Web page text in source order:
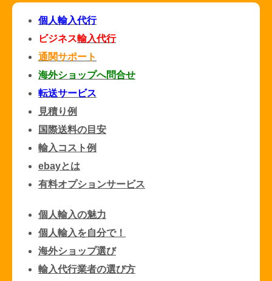
個人輸入代行
ビジネス輸入代行
通関サポート
海外ショップへ問合せ
転送サービス
見積り例
国際送料の目安
輸入コスト例
ebayとは
有料オプションサービス
個人輸入の魅力
個人輸入を自分で！
海外ショップ選び
輸入代行業者の選び方